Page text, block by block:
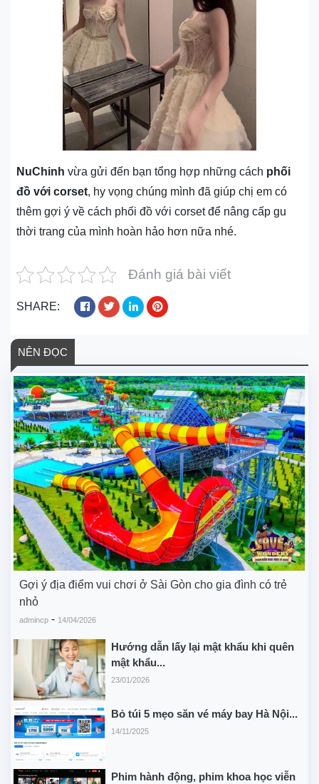
NuChinh vừa gửi đến bạn tổng hợp những cách phối
đồ với corset, hy vọng chúng mình đã giúp chị em có
thêm gợi ý về cách phối đồ với corset để nâng cấp gu
thời trang của mình hoàn hảo hơn nữa nhé.
Đánh giá bài viết
SHARE:
NÊN ĐỌC
Gợi ý địa điểm vui chơi ở Sài Gòn cho gia đình có trẻ
nhỏ
admincp - 14/04/2026
Hướng dẫn lấy lại mật khẩu khi quên
mật khẩu...
23/01/2026
Bỏ túi 5 mẹo săn vé máy bay Hà Nội...
14/11/2025
Phim hành động, phim khoa học viễn